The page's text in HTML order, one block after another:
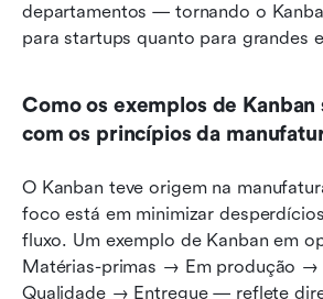
departamentos — tornando o
para startups quanto para grandes
Como os exemplos de Kanban
com os princípios da
O Kanban teve origem na
foco está em minimizar
fluxo. Um exemplo de Kanban em
Matérias-primas → Em produção →
Qualidade → Entregue — reflete